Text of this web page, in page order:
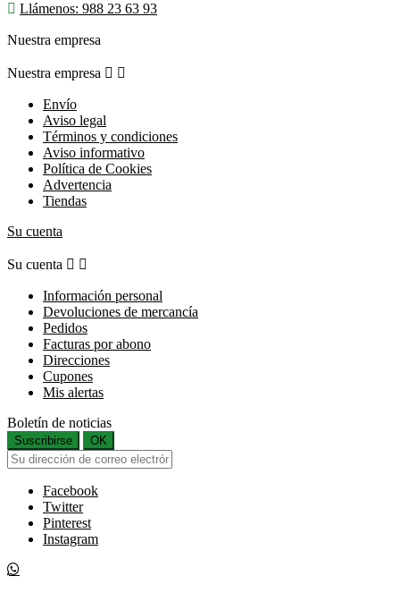
 Llámenos: 988 23 63 93
Nuestra empresa
Nuestra empresa  
Envío
Aviso legal
Términos y condiciones
Aviso informativo
Política de Cookies
Advertencia
Tiendas
Su cuenta
Su cuenta  
Información personal
Devoluciones de mercancía
Pedidos
Facturas por abono
Direcciones
Cupones
Mis alertas
Boletín de noticias
Suscribirse OK
Facebook
Twitter
Pinterest
Instagram